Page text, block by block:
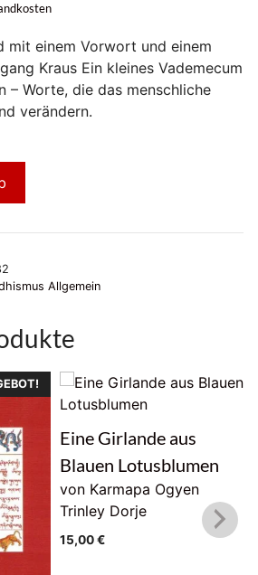
mit einem Vorwort und einem
Kraus Ein kleines Vademecum
– Worte, die das menschliche
verändern.
Allgemein
Eine Girlande aus
Blauen Lotusblumen
von Karmapa Ogyen
Trinley Dorje
15,00€